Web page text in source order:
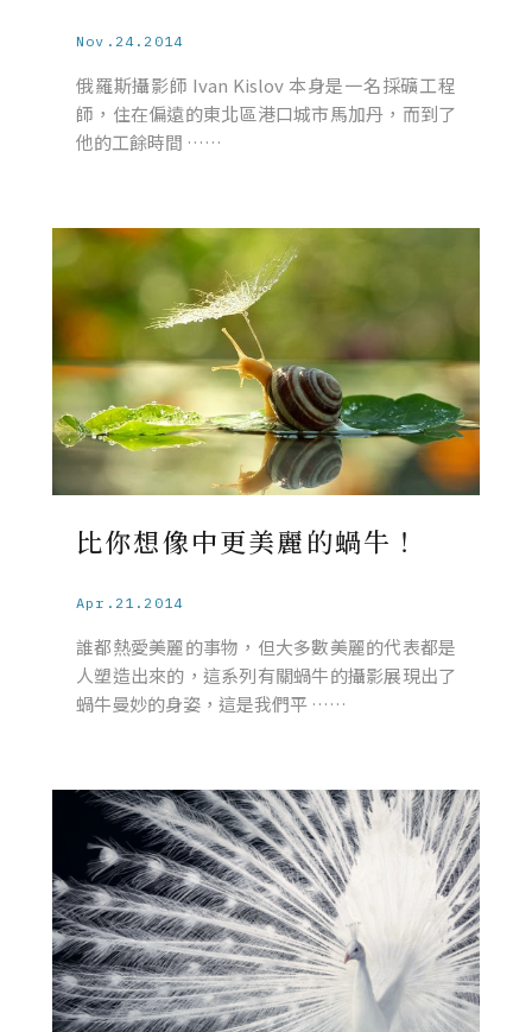
Nov.24.2014
俄羅斯攝影師 Ivan Kislov 本身是一名採礦工程
師，住在偏遠的東北區港口城市馬加丹，而到了
他的工餘時間 ……
比你想像中更美麗的蝸牛！
Apr.21.2014
誰都熱愛美麗的事物，但大多數美麗的代表都是
人塑造出來的，這系列有關蝸牛的攝影展現出了
蝸牛曼妙的身姿，這是我們平 ……